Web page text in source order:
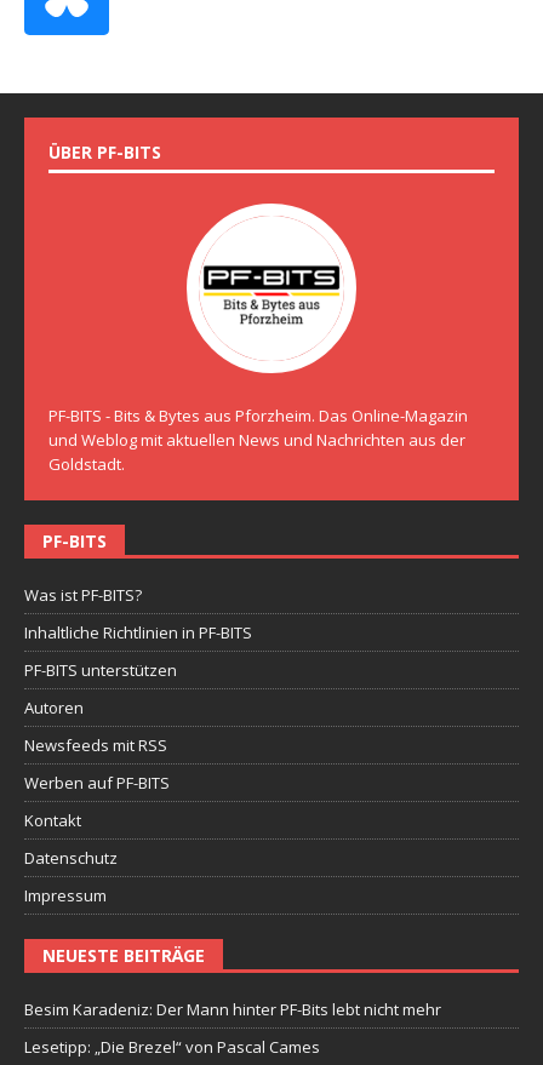
ÜBER PF-BITS
PF-BITS - Bits & Bytes aus Pforzheim. Das Online-Magazin
und Weblog mit aktuellen News und Nachrichten aus der
Goldstadt.
PF-BITS
Was ist PF-BITS?
Inhaltliche Richtlinien in PF-BITS
PF-BITS unterstützen
Autoren
Newsfeeds mit RSS
Werben auf PF-BITS
Kontakt
Datenschutz
Impressum
NEUESTE BEITRÄGE
Besim Karadeniz: Der Mann hinter PF-Bits lebt nicht mehr
Lesetipp: „Die Brezel“ von Pascal Cames